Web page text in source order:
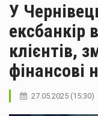
У
ексбанкір
клієнтів,
фінансові
27.05.2025 (15:30)